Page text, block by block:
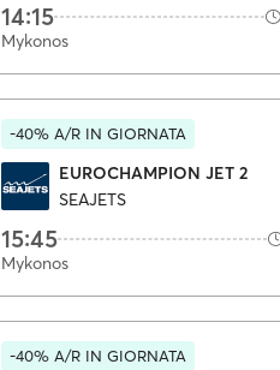
14:15
Mykonos
-40% A/R IN GIORNATA
EUROCHAMPION JET 2
SEAJETS
15:45
Mykonos
-40% A/R IN GIORNATA